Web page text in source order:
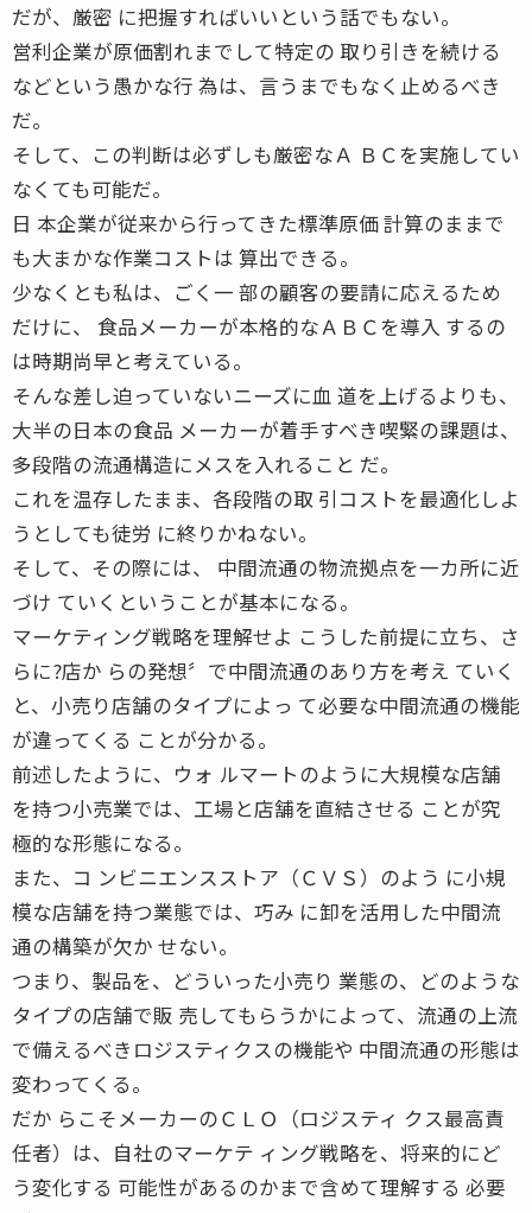
だが、厳密 に把握すればいいという話でもない。
営利企業が原価割れまでして特定の 取り引きを続ける
などという愚かな行 為は、言うまでもなく止めるべき
だ。
そして、この判断は必ずしも厳密なＡ ＢＣを実施してい
なくても可能だ。
日 本企業が従来から行ってきた標準原価 計算のままで
も大まかな作業コストは 算出できる。
少なくとも私は、ごく一 部の顧客の要請に応えるため
だけに、 食品メーカーが本格的なＡＢＣを導入 するの
は時期尚早と考えている。
そんな差し迫っていないニーズに血 道を上げるよりも、
大半の日本の食品 メーカーが着手すべき喫緊の課題は、
多段階の流通構造にメスを入れること だ。
これを温存したまま、各段階の取 引コストを最適化しよ
うとしても徒労 に終りかねない。
そして、その際には、 中間流通の物流拠点を一カ所に近
づけ ていくということが基本になる。
マーケティング戦略を理解せよ こうした前提に立ち、さ
らに?店か らの発想〞で中間流通のあり方を考え ていく
と、小売り店舗のタイプによっ て必要な中間流通の機能
が違ってくる ことが分かる。
前述したように、ウォ ルマートのように大規模な店舗
を持つ小売業では、工場と店舗を直結させる ことが究
極的な形態になる。
また、コ ンビニエンスストア（ＣＶＳ）のよう に小規
模な店舗を持つ業態では、巧み に卸を活用した中間流
通の構築が欠か せない。
つまり、製品を、どういった小売り 業態の、どのような
タイプの店舗で販 売してもらうかによって、流通の上流
で備えるべきロジスティクスの機能や 中間流通の形態は
変わってくる。
だか らこそメーカーのＣＬＯ（ロジスティ クス最高責
任者）は、自社のマーケテ ィング戦略を、将来的にど
う変化する 可能性があるのかまで含めて理解する 必要